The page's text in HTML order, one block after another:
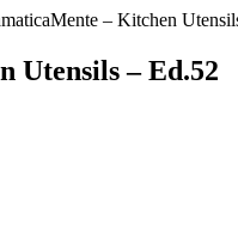
Utensils – Ed.52